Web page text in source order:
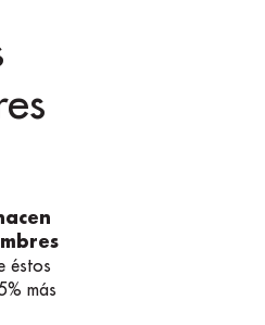
éstos
más